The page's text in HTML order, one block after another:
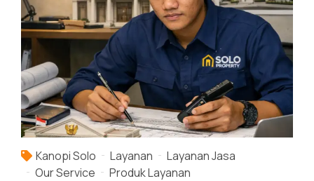
Kanopi Solo Layanan
Layanan Jasa
Our Service
Produk Layanan